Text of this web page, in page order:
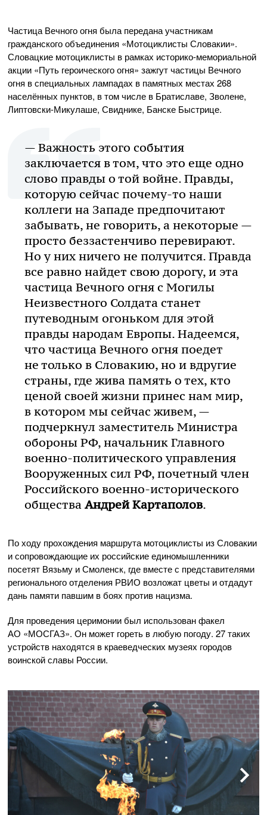
Частица Вечного огня была передана участникам
гражданского объединения «Мотоциклисты Словакии».
Словацкие мотоциклисты в рамках историко-мемориальной
акции «Путь героического огня» зажгут частицы Вечного
огня в специальных лампадах в памятных местах 268
населённых пунктов, в том числе в Братиславе, Зволене,
Липтовски-Микулаше, Свиднике, Банске Быстрице.
— Важность этого события
заключается в том, что это еще одно
слово правды о той войне. Правды,
которую сейчас почему-то наши
коллеги на Западе предпочитают
забывать, не говорить, а некоторые —
просто беззастенчиво перевирают.
Но у них ничего не получится. Правда
все равно найдет свою дорогу, и эта
частица Вечного огня с Могилы
Неизвестного Солдата станет
путеводным огоньком для этой
правды народам Европы. Надеемся,
что частица Вечного огня поедет
не только в Словакию, но и вдругие
страны, где жива память о тех, кто
ценой своей жизни принес нам мир,
в котором мы сейчас живем, —
подчеркнул заместитель Министра
обороны РФ, начальник Главного
военно-политического управления
Вооруженных сил РФ, почетный член
Российского военно-исторического
общества Андрей Картаполов.
По ходу прохождения маршрута мотоциклисты из Словакии
и сопровождающие их российские единомышленники
посетят Вязьму и Смоленск, где вместе с представителями
регионального отделения РВИО возложат цветы и отдадут
дань памяти павшим в боях против нацизма.
Для проведения церимонии был использован факел
АО «МОСГАЗ». Он может гореть в любую погоду. 27 таких
устройств находятся в краеведческих музеях городов
воинской славы России.